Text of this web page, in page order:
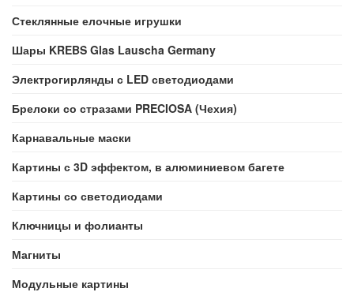
Стеклянные елочные игрушки
Шары KREBS Glas Lauscha Germany
Электрогирлянды с LED светодиодами
Брелоки со стразами PRECIOSA (Чехия)
Карнавальные маски
Картины с 3D эффектом, в алюминиевом багете
Картины со светодиодами
Ключницы и фолианты
Магниты
Модульные картины